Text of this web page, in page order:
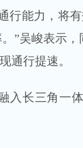
能力，将有
”吴峻表示
通行提速。
长三角一体